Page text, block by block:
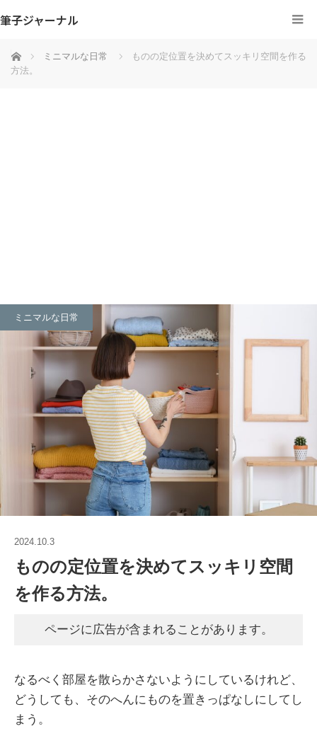
筆子ジャーナル
ホーム ミニマルな日常
ものの定位置を決めてスッキリ空間を作る
方法。
ミニマルな日常
2024.10.3
ものの定位置を決めてスッキリ空間
を作る方法。
ページに広告が含まれることがあります。
なるべく部屋を散らかさないようにしているけれど、
どうしても、そのへんにものを置きっぱなしにしてし
まう。